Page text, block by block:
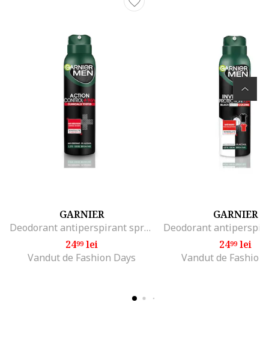
GARNIER
Deodorant antiperspirant spray Mineral Action Control Clinically Tested pentru barbati, 150 ml
2499lei
Vandut de Fashion Days
GARNIER
2499lei
Vandut de Fashion